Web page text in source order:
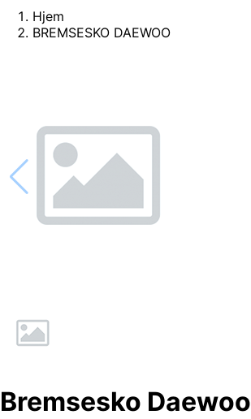
Hjem
BREMSESKO DAEWOO
Bremsesko Daewoo